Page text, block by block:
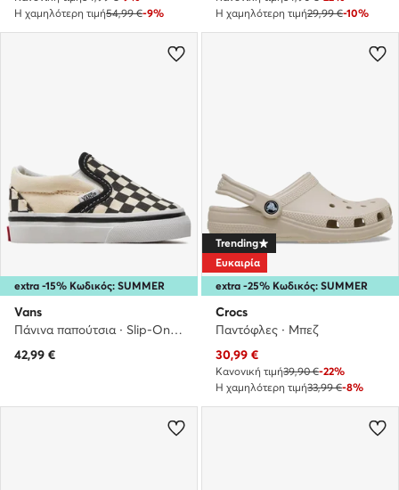
Η χαμηλότερη τιμή54,99 €-9%
Η χαμηλότερη τιμή29,99 €-10%
extra -15% Κωδικός: SUMMER
Vans
Πάνινα παπούτσια · Slip-On · Έγχρωμο
42,99 €
extra -25% Κωδικός: SUMMER
Trending
Ευκαιρία
Crocs
Παντόφλες · Μπεζ
Τρέχουσα τιμή
30,99 €
Κανονική τιμή39,90 €-22%
Η χαμηλότερη τιμή33,99 €-8%